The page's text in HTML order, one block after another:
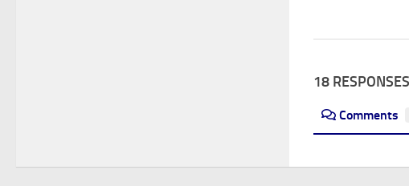
18 RESPONSES
Comments